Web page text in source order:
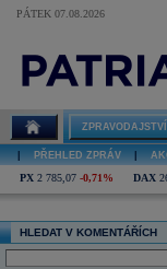
PÁTEK 07.08.2026
ZPRAVODAJSTVÍ
PŘEHLED ZPRÁV
PX 2 785,07 -0,71% DAX
HLEDAT V KOMENTÁŘÍCH